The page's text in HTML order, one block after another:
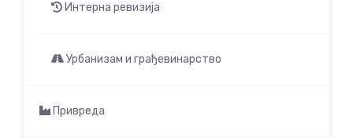
Интерна ревизија
Урбанизам и грађевинарство
Привреда